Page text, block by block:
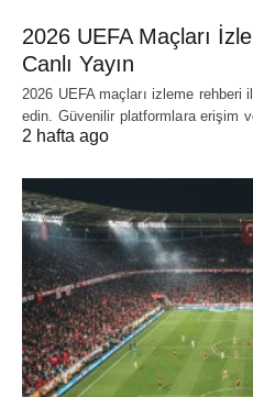
2026 UEFA Maçları
Canlı Yayın
2026 UEFA maçları izleme rehberi
edin. Güvenilir platformlara erişim
2 hafta ago